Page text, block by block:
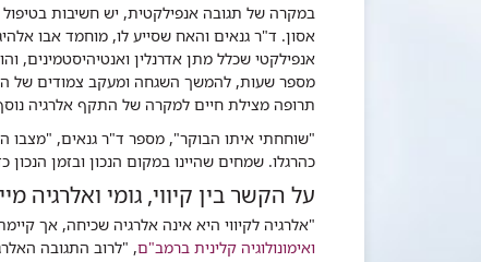
במקרה של תגובה אנפילקטית, יש חשיבות
אסון. ד"ר גנאים והאח שסייע לו, מוחמד אבו
אנפילקטי שכלל מתן אדרנלין ואנטיהיסטמינים,
מספר שעות, להמשך השגחה ומעקב צמודים של
תרופה מצילת חיים למקרה של התקף אלרגיה
"שוחחתי איתו הבוקר", מספר ד"ר גנאים, "מצבו
כהרגלו. שמחים שהיינו במקום הנכון ובזמן הנכון
על הקשר בין קיווי, גומי ואלרגיה
"אלרגיה לקיווי היא אינה אלרגיה שכיחה, אך
ואימונולוגיה קלינית ברמב"ם, "לרוב התגובה